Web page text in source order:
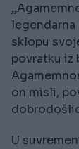
sklopu
povratku iz
on misli,
U